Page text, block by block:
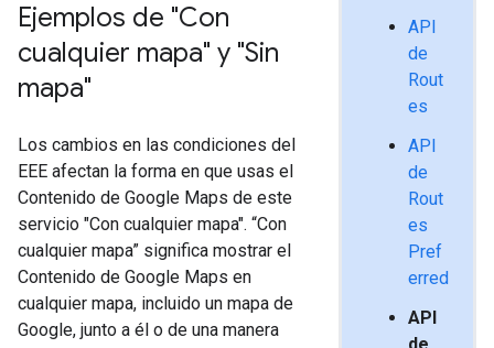
API
de
Rout
es
API
de
Rout
es
Pref
erred
API
Ejemplos de "Con
cualquier mapa" y "Sin
mapa"
Los cambios en las condiciones del
EEE afectan la forma en que usas el
Contenido de Google Maps de este
servicio "Con cualquier mapa". “Con
cualquier mapa” significa mostrar el
Contenido de Google Maps en
cualquier mapa, incluido un mapa de
Google, junto a él o de una manera